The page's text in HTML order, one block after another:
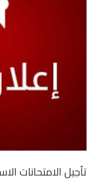
تأجيل الامتحانات